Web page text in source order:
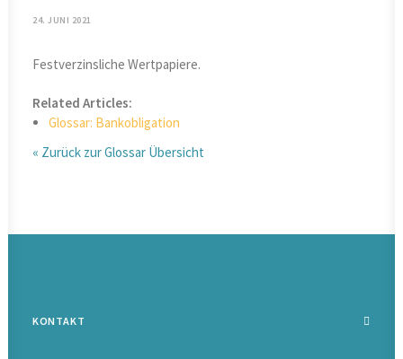
24. JUNI 2021
Festverzinsliche Wertpapiere.
Related Articles:
Glossar: Bankobligation
« Zurück zur Glossar Übersicht
KONTAKT